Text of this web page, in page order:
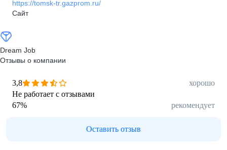
https://tomsk-tr.gazprom.ru/
Сайт
Dream Job
Отзывы о компании
3,8
хорошо
Не работает с отзывами
67% рекомендует
Оставить отзыв